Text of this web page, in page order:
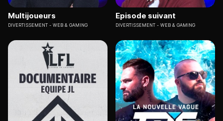
Multijoueurs
DIVERTISSEMENT WEB & GAMING
Episode suivant
DIVERTISSEMENT WEB & GAMING